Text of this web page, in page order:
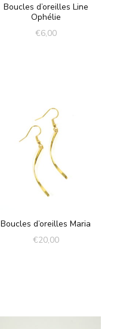
Boucles d’oreilles Line
Ophélie
€6,00
Boucles d’oreilles Maria
€20,00